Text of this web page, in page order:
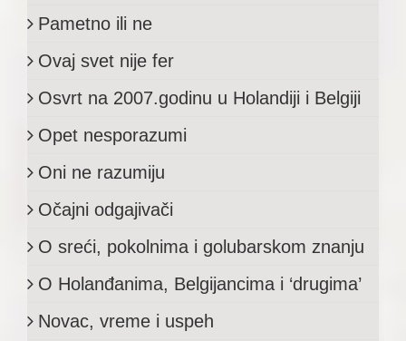
Pametno ili ne
Ovaj svet nije fer
Osvrt na 2007.godinu u Holandiji i Belgiji
Opet nesporazumi
Oni ne razumiju
Očajni odgajivači
O sreći, pokolnima i golubarskom znanju
O Holanđanima, Belgijancima i ‘drugima’
Novac, vreme i uspeh